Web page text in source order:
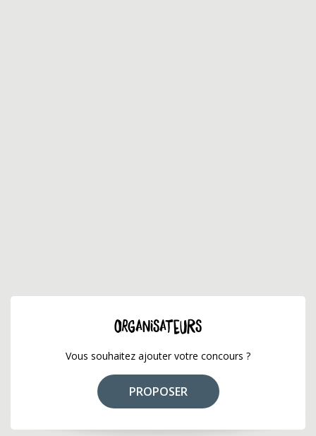
ORGANISATEURS
Vous souhaitez ajouter votre concours ?
PROPOSER